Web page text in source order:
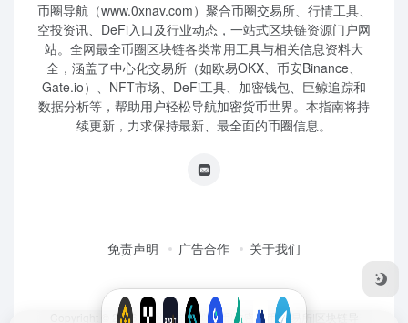
币圈导航（www.0xnav.com）聚合币圈交易所、行情工具、
空投资讯、DeFi入口及行业动态，一站式区块链资源门户网
站。全网最全币圈区块链各类常用工具与相关信息资料大
全，涵盖了中心化交易所（如欧易OKX、币安Binance、
Gate.io）、NFT市场、DeFi工具、加密钱包、巨鲸追踪和
数据分析等，帮助用户轻松导航加密货币世界。本指南将持
续更新，力求保持最新、最全面的币圈信息。
免责声明 广告合作 关于我们
Copyright © 2026 币圈导航|虚拟货币|加密货币|交易所|区块链导